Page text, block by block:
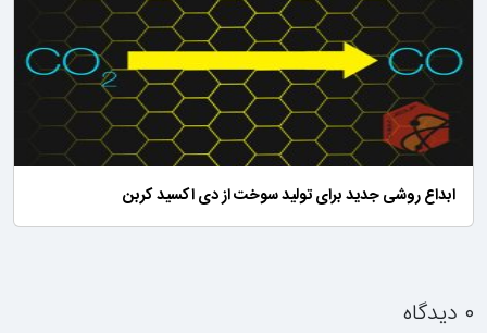
ابداع روشی جدید برای تولید سوخت از دی اکسید کربن
۰ دیدگاه